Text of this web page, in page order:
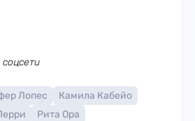
Лопес
Камила Кабейо
Рита Ора